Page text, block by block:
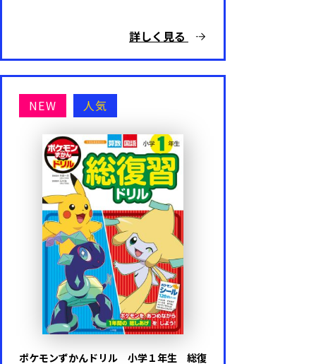
詳しく見る
NEW 人気
ポケモンずかんドリル 小学１年生 総復